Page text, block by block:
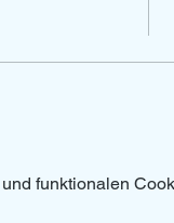
funktionalen